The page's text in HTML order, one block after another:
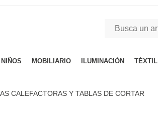
NIÑOS MOBILIARIO ILUMINACIÓN TÉXTIL
CALEFACTORAS Y TABLAS DE CORTAR